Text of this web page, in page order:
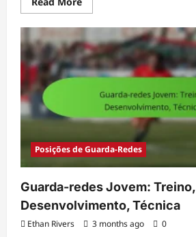
more
Equipamento
Defender:
Kits,
Equipamento
de
proteção,
Posições de Guarda-Redes
Guarda-redes Jovem: Treino,
Desenvolvimento, Técnica
Ethan Rivers 3 months ago 0